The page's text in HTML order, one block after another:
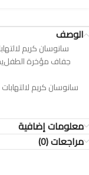
الوصف
جفاف مؤخرة الطفل
معلومات إضافية
مراجعات (0)